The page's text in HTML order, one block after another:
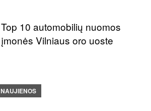
Top 10 automobilių nuomos
įmonės Vilniaus oro uoste
NAUJIENOS